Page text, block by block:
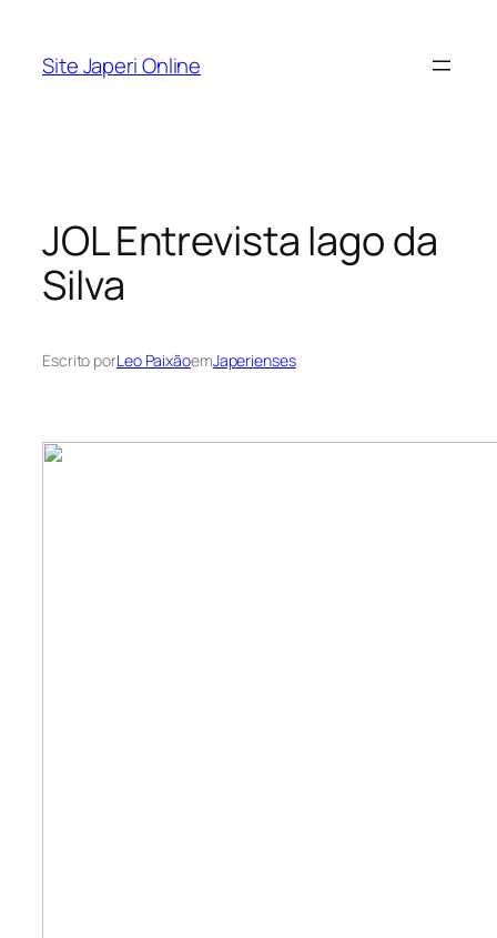
Site Japeri Online
JOL Entrevista Iago da
Silva
Escrito porLeo PaixãoemJaperienses